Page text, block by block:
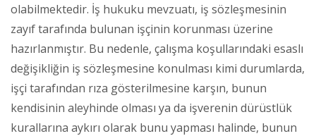
olabilmektedir. İş hukuku mevzuatı, iş sözleşmesinin
zayıf tarafında bulunan işçinin korunması üzerine
hazırlanmıştır. Bu nedenle, çalışma koşullarındaki esaslı
değişikliğin iş sözleşmesine konulması kimi durumlarda,
işçi tarafından rıza gösterilmesine karşın, bunun
kendisinin aleyhinde olması ya da işverenin dürüstlük
kurallarına aykırı olarak bunu yapması halinde, bunun